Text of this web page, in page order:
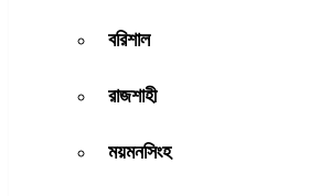
বরিশাল
রাজশাহী
ময়মনসিংহ